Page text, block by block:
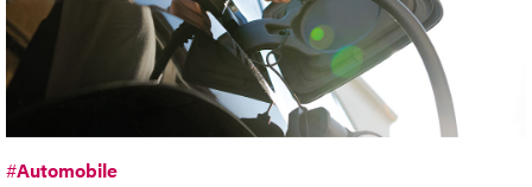
#Automobile